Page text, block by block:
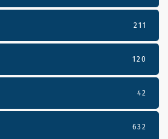
211
120
42
632